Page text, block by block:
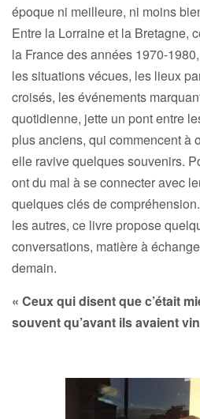
époque ni meilleure, ni moins
Entre la Lorraine et la Bretagne,
la France des années 1970-
les situations vécues, les lieux
croisés, les événements
quotidienne, jette un pont entre
plus anciens, qui commencent à
elle ravive quelques souvenirs.
ont du mal à se connecter avec
quelques clés de
les autres, ce livre propose
conversations, matière à
demain.
« Ceux qui disent que c’était
souvent qu’avant ils avaient